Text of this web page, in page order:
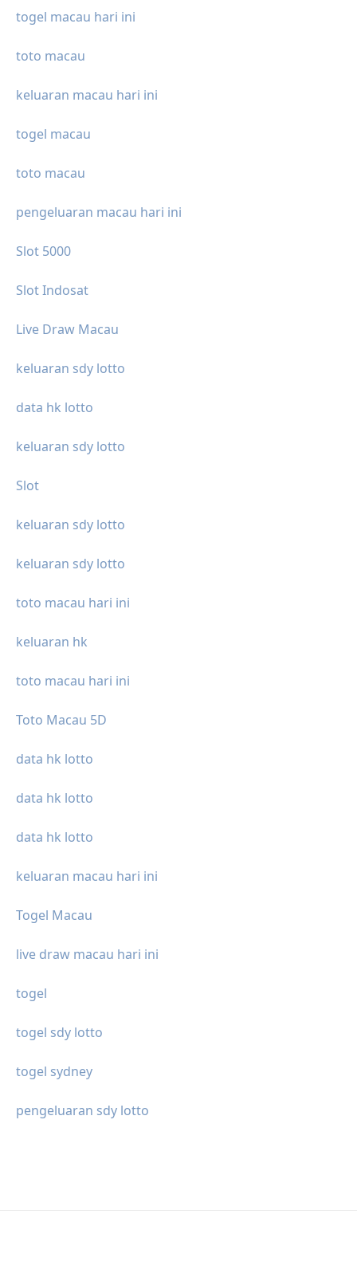
togel macau hari ini
toto macau
keluaran macau hari ini
togel macau
toto macau
pengeluaran macau hari ini
Slot 5000
Slot Indosat
Live Draw Macau
keluaran sdy lotto
data hk lotto
keluaran sdy lotto
Slot
keluaran sdy lotto
keluaran sdy lotto
toto macau hari ini
keluaran hk
toto macau hari ini
Toto Macau 5D
data hk lotto
data hk lotto
data hk lotto
keluaran macau hari ini
Togel Macau
live draw macau hari ini
togel
togel sdy lotto
togel sydney
pengeluaran sdy lotto